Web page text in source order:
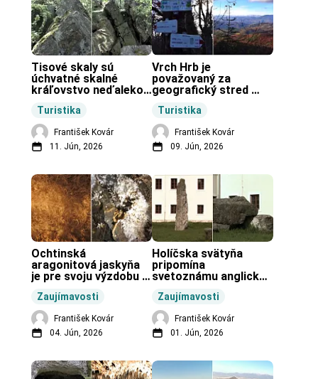
Turistika
Tisové skaly sú
úchvatné skalné
kráľovstvo neďaleko
František Kovár
11. Jún, 2026
Turistika
Vrch Hrb je
považovaný za
geografický stred
František Kovár
09. Jún, 2026
Zaujímavosti
Ochtinská
aragonitová jaskyňa
je pre svoju výzdobu
vo svete.
František Kovár
04. Jún, 2026
Zaujímavosti
Holíčska svätyňa
pripomína
svetoznámu anglickú
František Kovár
01. Jún, 2026